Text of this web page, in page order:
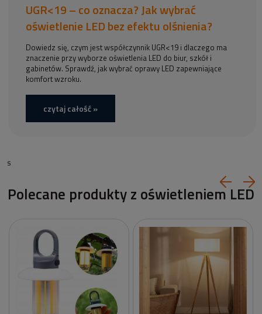
UGR<19 – co oznacza? Jak wybrać
oświetlenie LED bez efektu olśnienia?
Dowiedz się, czym jest współczynnik UGR<19 i dlaczego ma
znaczenie przy wyborze oświetlenia LED do biur, szkół i
gabinetów. Sprawdź, jak wybrać oprawy LED zapewniające
komfort wzroku.
czytaj całość »
s
Polecane produkty z oświetleniem LED